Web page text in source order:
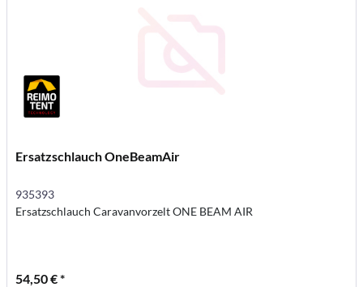
Ersatzschlauch OneBeamAir
935393
Ersatzschlauch Caravanvorzelt ONE BEAM AIR
54,50 € *